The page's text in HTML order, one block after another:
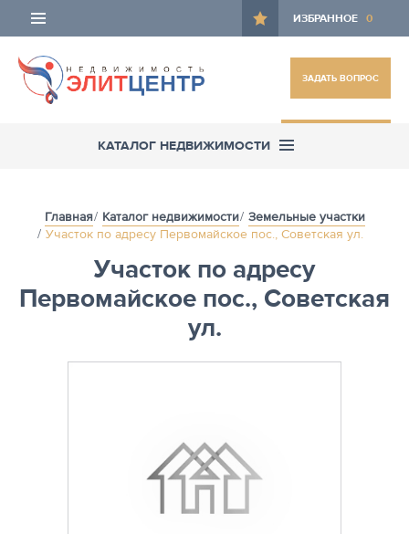
ИЗБРАННОЕ 0
ЗАДАТЬ ВОПРОС
ОСТАВИТЬ ЗАЯВКУ
КАТАЛОГ НЕДВИЖИМОСТИ
Главная Каталог недвижимости Земельные участки
Участок по адресу Первомайское пос., Советская ул.
Участок по адресу
Первомайское пос., Советская
ул.